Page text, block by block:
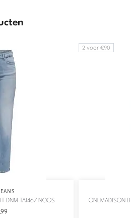
DNM TAI467 NOOS
2 voor €90
ONLMADISON